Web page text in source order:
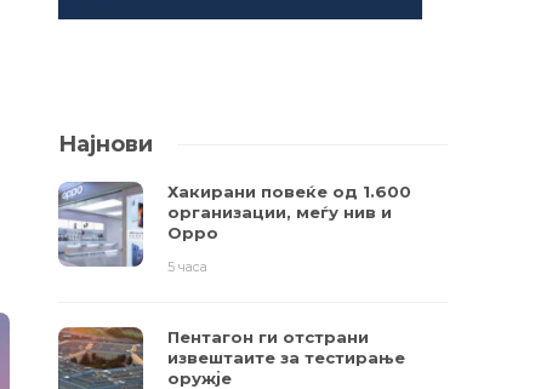
Најнови
Хакирани повеќе од 1.600
организации, меѓу нив и
Oppo
5 часа
Пентагон ги отстрани
извештаите за тестирање
оружје